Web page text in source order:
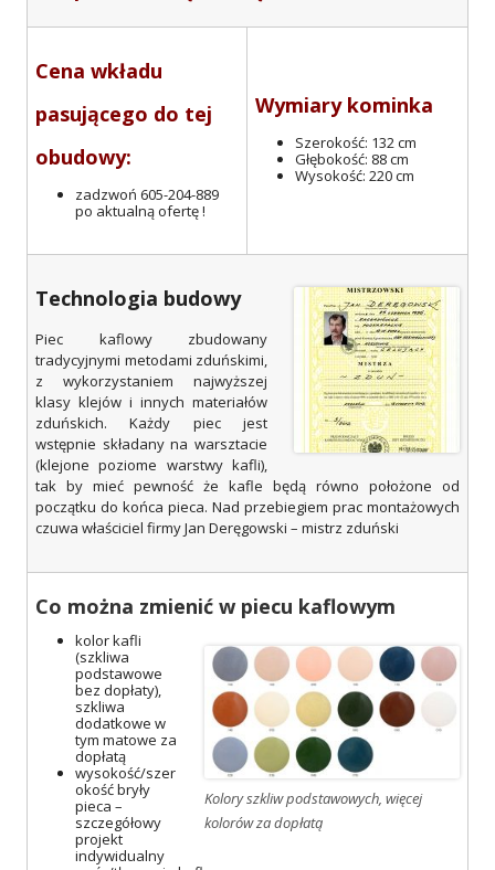
Cena wkładu
pasującego do tej
obudowy:
zadzwoń 605-204-889
po aktualną ofertę !
Wymiary kominka
Szerokość: 132 cm
Głębokość: 88 cm
Wysokość: 220 cm
Technologia budowy
Piec kaflowy zbudowany
tradycyjnymi metodami zduńskimi,
z wykorzystaniem najwyższej
klasy klejów i innych materiałów
zduńskich. Każdy piec jest
wstępnie składany na warsztacie
(klejone poziome warstwy kafli),
tak by mieć pewność że kafle będą równo położone od
początku do końca pieca. Nad przebiegiem prac montażowych
czuwa właściciel firmy Jan Deręgowski – mistrz zduński
Co można zmienić w piecu kaflowym
Kolory szkliw podstawowych, więcej
kolorów za dopłatą
kolor kafli
(szkliwa
podstawowe
bez dopłaty),
szkliwa
dodatkowe w
tym matowe za
dopłatą
wysokość/szer
okość bryły
pieca –
szczegółowy
projekt
indywidualny